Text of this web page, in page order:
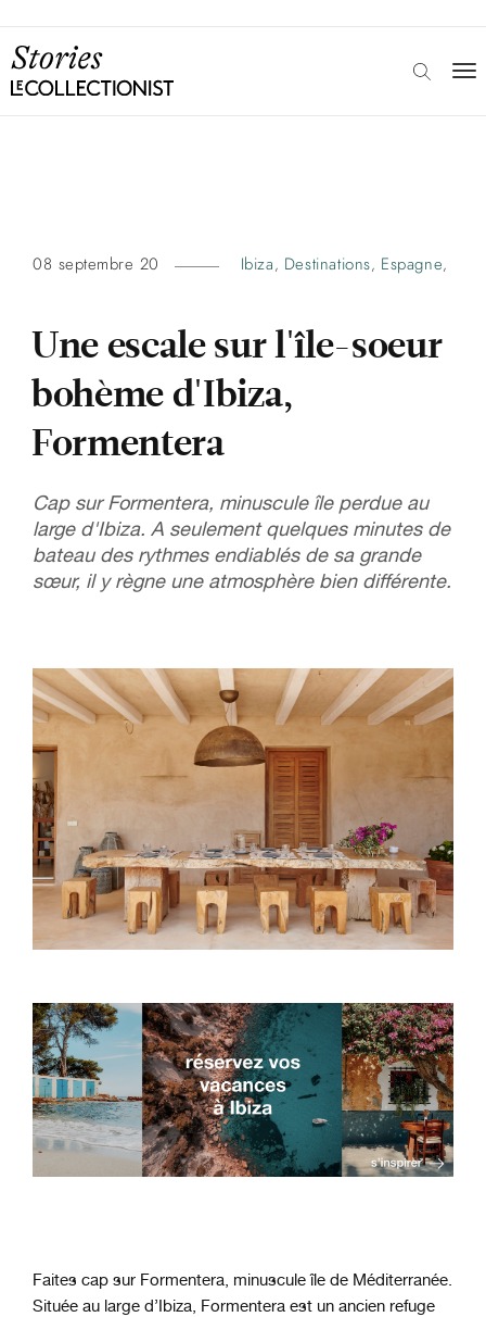
08 septembre 20 Ibiza, Destinations, Espagne,
Une escale sur l'île-soeur
bohème d'Ibiza,
Formentera
Cap sur Formentera, minuscule île perdue au
large d'Ibiza. A seulement quelques minutes de
bateau des rythmes endiablés de sa grande
sœur, il y règne une atmosphère bien différente.
Faites cap sur Formentera, minuscule île de Méditerranée.
Située au large d’Ibiza, Formentera est un ancien refuge